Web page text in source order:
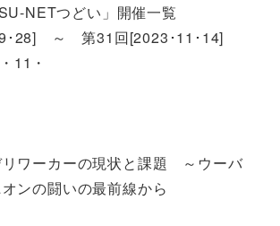
NETつどい」開催一覧
･28] ～ 第31回[2023･11･14]
11・
ワーカーの現状と課題 ～ウーバ
ンの闘いの最前線から
」